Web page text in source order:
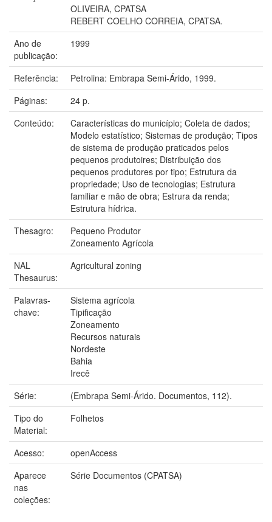
OLIVEIRA, CPATSA
REBERT COELHO CORREIA, CPATSA.
Ano de
publicação:
1999
Referência:
Petrolina: Embrapa Semi-Árido, 1999.
Páginas:
24 p.
Conteúdo:
Características do município; Coleta de dados;
Modelo estatístico; Sistemas de produção; Tipos
de sistema de produção praticados pelos
pequenos produtoires; Distribuição dos
pequenos produtores por tipo; Estrutura da
propriedade; Uso de tecnologias; Estrutura
familiar e mão de obra; Estrura da renda;
Estrutura hídrica.
Thesagro:
Pequeno Produtor
Zoneamento Agrícola
NAL
Thesaurus:
Agricultural zoning
Palavras-
chave:
Sistema agrícola
Tipificação
Zoneamento
Recursos naturais
Nordeste
Bahia
Irecê
Série:
(Embrapa Semi-Árido. Documentos, 112).
Tipo do
Material:
Folhetos
Acesso:
openAccess
Aparece
nas
coleções:
Série Documentos (CPATSA)